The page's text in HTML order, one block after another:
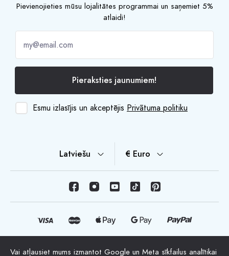
Pievienojieties mūsu lojalitātes programmai un saņemiet 5%
atlaidi!
Pieraksties jaunumiem!
Esmu izlasījis un akceptējis Privātuma politiku
Latviešu € Euro
Vai atļausiet mums izmantot Google un Meta sīkfailus analītikai